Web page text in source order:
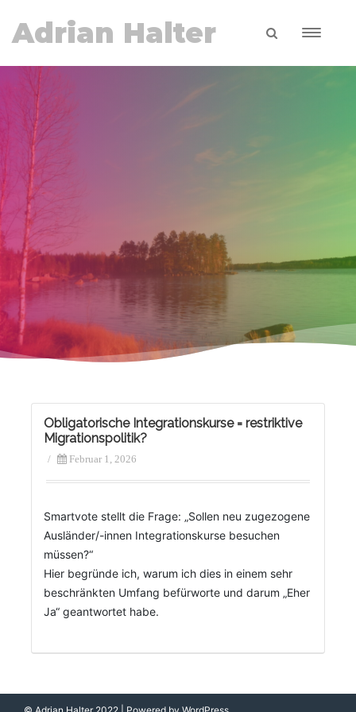
Adrian Halter
Obligatorische Integrationskurse = restriktive
Migrationspolitik?
/ Februar 1, 2026
Smartvote stellt die Frage: „Sollen neu zugezogene
Ausländer/-innen Integrationskurse besuchen
müssen?“
Hier begründe ich, warum ich dies in einem sehr
beschränkten Umfang befürworte und darum „Eher
Ja“ geantwortet habe.